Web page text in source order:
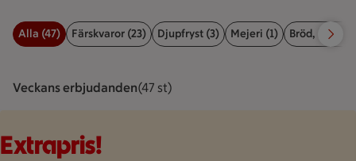
Filter för erbjudanden
Alla (47) Färskvaror (23) Djupfryst (3) Mejeri (1) Bröd, kex &
Veckans erbjudandenVisar 47 st stycken
(47 st)
Bildspel med 4 bilder.
Extrapris!